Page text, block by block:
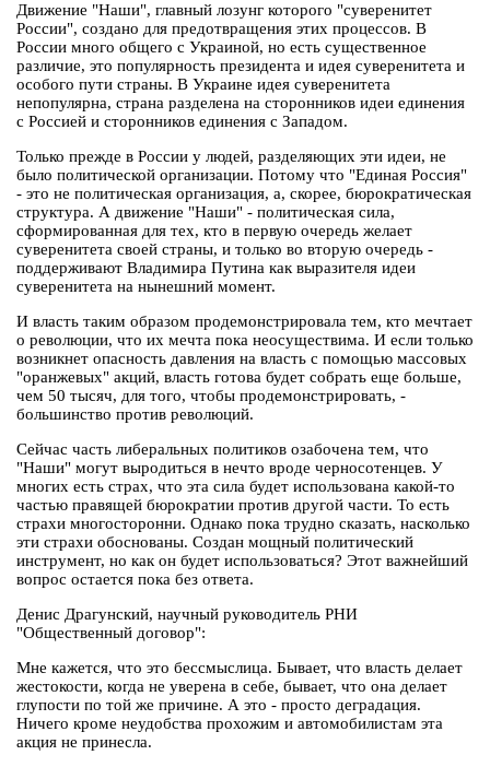
Движение "Наши", главный лозунг которого "суверенитет
России", создано для предотвращения этих процессов. В
России много общего с Украиной, но есть существенное
различие, это популярность президента и идея суверенитета и
особого пути страны. В Украине идея суверенитета
непопулярна, страна разделена на сторонников идеи единения
с Россией и сторонников единения с Западом.
Только прежде в России у людей, разделяющих эти идеи, не
было политической организации. Потому что "Единая Россия"
- это не политическая организация, а, скорее, бюрократическая
структура. А движение "Наши" - политическая сила,
сформированная для тех, кто в первую очередь желает
суверенитета своей страны, и только во вторую очередь -
поддерживают Владимира Путина как выразителя идеи
суверенитета на нынешний момент.
И власть таким образом продемонстрировала тем, кто мечтает
о революции, что их мечта пока неосуществима. И если только
возникнет опасность давления на власть с помощью массовых
"оранжевых" акций, власть готова будет собрать еще больше,
чем 50 тысяч, для того, чтобы продемонстрировать, -
большинство против революций.
Сейчас часть либеральных политиков озабочена тем, что
"Наши" могут выродиться в нечто вроде черносотенцев. У
многих есть страх, что эта сила будет использована какой-то
частью правящей бюрократии против другой части. То есть
страхи многосторонни. Однако пока трудно сказать, насколько
эти страхи обоснованы. Создан мощный политический
инструмент, но как он будет использоваться? Этот важнейший
вопрос остается пока без ответа.
Денис Драгунский, научный руководитель РНИ
"Общественный договор":
Мне кажется, что это бессмыслица. Бывает, что власть делает
жестокости, когда не уверена в себе, бывает, что она делает
глупости по той же причине. А это - просто деградация.
Ничего кроме неудобства прохожим и автомобилистам эта
акция не принесла.